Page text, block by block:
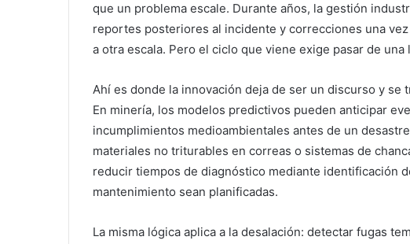
que un problema escale. Durante años, la gestión
reportes posteriores al incidente y correcciones una
a otra escala. Pero el ciclo que viene exige pasar de
Ahí es donde la innovación deja de ser un discurso y
En minería, los modelos predictivos pueden anticipar
incumplimientos medioambientales antes de un
materiales no triturables en correas o sistemas de
reducir tiempos de diagnóstico mediante identificación
mantenimiento sean planificadas.
La misma lógica aplica a la desalación: detectar fugas